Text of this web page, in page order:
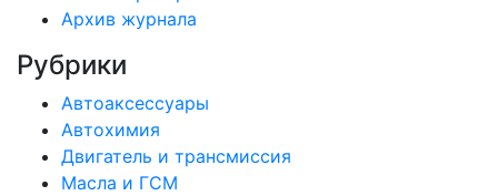
Архив журнала
Рубрики
Автоаксессуары
Автохимия
Двигатель и трансмиссия
Масла и ГСМ